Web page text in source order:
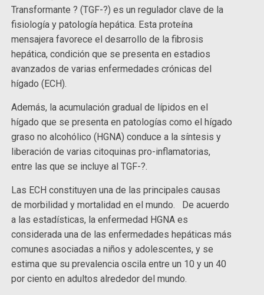
Transformante ? (TGF-?) es un regulador clave de la
fisiología y patología hepática. Esta proteína
mensajera favorece el desarrollo de la fibrosis
hepática, condición que se presenta en estadios
avanzados de varias enfermedades crónicas del
hígado (ECH).
Además, la acumulación gradual de lípidos en el
hígado que se presenta en patologías como el hígado
graso no alcohólico (HGNA) conduce a la síntesis y
liberación de varias citoquinas pro-inflamatorias,
entre las que se incluye al TGF-?.
Las ECH constituyen una de las principales causas
de morbilidad y mortalidad en el mundo. De acuerdo
a las estadísticas, la enfermedad HGNA es
considerada una de las enfermedades hepáticas más
comunes asociadas a niños y adolescentes, y se
estima que su prevalencia oscila entre un 10 y un 40
por ciento en adultos alrededor del mundo.